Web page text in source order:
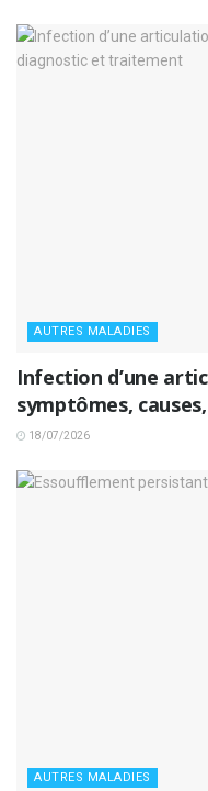
AUTRES MALADIES
Infection d’une
symptômes,
18/07/2026
AUTRES MALADIES